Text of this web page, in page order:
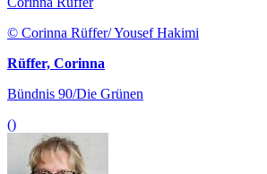
© Corinna Rüffer/ Yousef Hakimi
Rüffer, Corinna
Bündnis 90/Die Grünen
()